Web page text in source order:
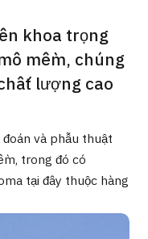
khoa trọng
mềm, chúng
lượng cao
và phẫu thuật
trong đó có
tại đây thuộc hàng